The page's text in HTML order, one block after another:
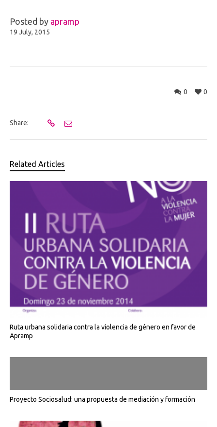
Posted by apramp
19 July, 2015
0
0
Share:
Related Articles
Ruta urbana solidaria contra la violencia de género en favor de
Apramp
Proyecto Sociosalud: una propuesta de mediación y formación